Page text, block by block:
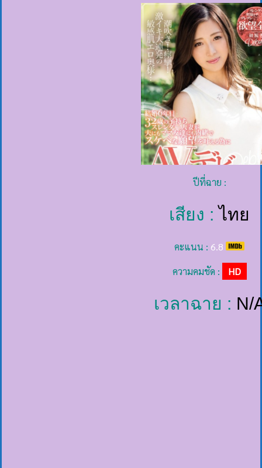
ปีที่ฉาย :
เสียง :ไทย
คะแนน : 6.8
ความคมชัด :
HD
เวลาฉาย : N/